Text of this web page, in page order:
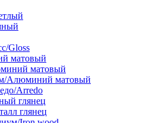
Gloss
матовый
матовый
Алюминий матовый
Arredo
глянец
глянец